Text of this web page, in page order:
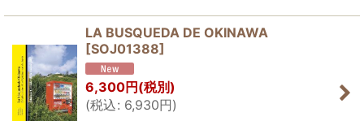
LA BUSQUEDA DE OKINAWA
[SOJ01388]
6,300円(税別)
(税込: 6,930円)